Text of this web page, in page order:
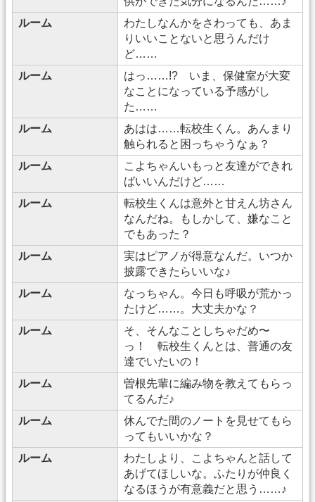
ルーム
わたしなんかをさわっても、あま
りいいことないと思うんだけ
ど……
ルーム
はっ……!? いま、保健室が大変
なことになっている予感がし
た……
ルーム
あはは……転校生くん。あんまり
触られると困っちゃうなぁ？
ルーム
こよちゃんいもっと友達ができれ
ばいいんだけど……
ルーム
転校生くんは意外と甘えん坊さん
なんだね。もしかして、嫌なこと
でもあった？
ルーム
実はピアノが得意なんだ。いつか
披露できたらいいな♪
ルーム
なっちゃん。今日も呼吸が荒かっ
たけど……。大丈夫かな？
ルーム
そ、そんなことしちゃだめ〜
っ！ 転校生くんとは、普通の友
達でいたいの！
ルーム
曽根先輩に編み物を教えてもらっ
てるんだ♪
ルーム
休んでた間のノートを見せてもら
ってもいいかな？
ルーム
わたしより、こよちゃんと話して
あげてほしいな。ふたりが仲良く
なるほうが有意義だと思う……♪